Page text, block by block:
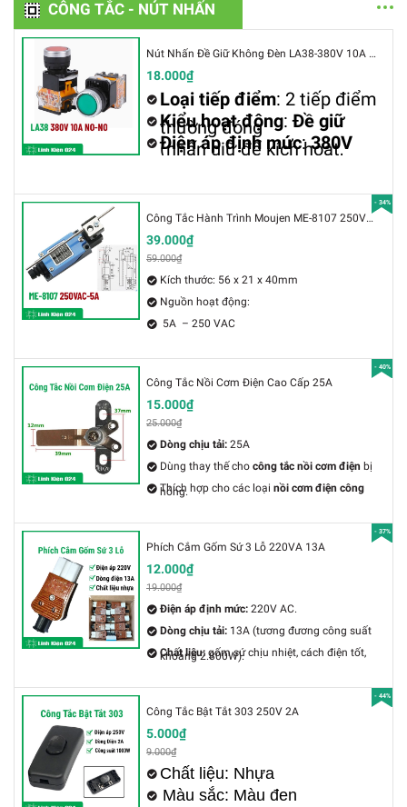
CÔNG TẮC - NÚT NHẤN
Nút Nhấn Đề Giữ Không Đèn LA38-380V 10A 2 Tiếp Điểm Thường Đóng
18.000₫
Loại tiếp điểm: 2 tiếp điểm
thường đóng
Kiểu hoạt động:Đề giữ
(nhấn giữ để kích hoạt,
Điện áp định mức:380V
Công Tắc Hành Trình Moujen ME-8107 250VAC-5A
39.000₫
59.000₫
Kích thước: 56 x 21 x 40mm
Nguồn hoạt động:
5A – 250 VAC
- 34%
Công Tắc Nồi Cơm Điện Cao Cấp 25A
15.000₫
25.000₫
Dòng chịu tải: 25A
Dùng thay thế cho công tắc nồi cơm điện bị
hỏng.
Thích hợp cho các loại nồi cơm điện công
- 40%
Phích Cắm Gốm Sứ 3 Lỗ 220VA 13A
12.000₫
19.000₫
Điện áp định mức: 220V AC.
Dòng chịu tải: 13A (tương đương công suất
khoảng 2.800W).
Chất liệu: gốm sứ chịu nhiệt, cách điện tốt,
- 37%
Công Tắc Bật Tắt 303 250V 2A
5.000₫
9.000₫
Chất liệu: Nhựa
Màu sắc: Màu đen
- 44%